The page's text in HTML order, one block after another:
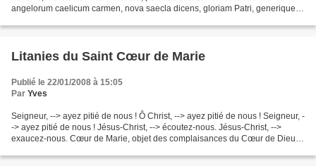
angelorum caelicum carmen, nova saecla dicens, gloriam Patri, generique
Litanies du Saint Cœur de Marie
Publié le 22/01/2008 à 15:05
Par Yves
Seigneur, --> ayez pitié de nous ! Ô Christ, --> ayez pitié de nous ! Seigneur, -
-> ayez pitié de nous ! Jésus-Christ, --> écoutez-nous. Jésus-Christ, -->
exaucez-nous. Cœur de Marie, objet des complaisances du Cœur de Dieu, -